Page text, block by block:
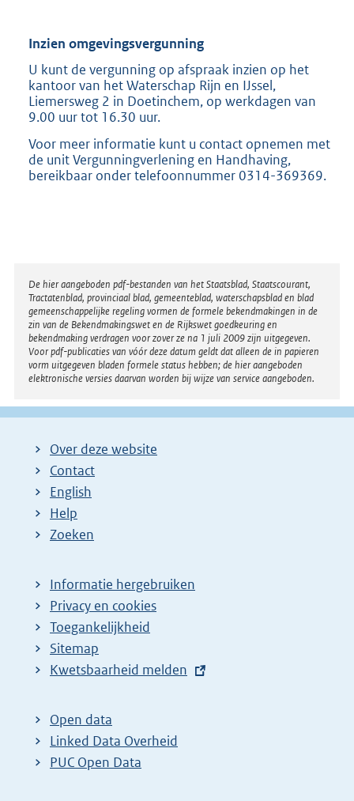
Inzien omgevingsvergunning
U kunt de vergunning op afspraak inzien op het
kantoor van het Waterschap Rijn en IJssel,
Liemersweg 2 in Doetinchem, op werkdagen van
9.00 uur tot 16.30 uur.
Voor meer informatie kunt u contact opnemen met
de unit Vergunningverlening en Handhaving,
bereikbaar onder telefoonnummer 0314-369369.
Disclaimer
De hier aangeboden pdf-bestanden van het Staatsblad, Staatscourant,
Tractatenblad, provinciaal blad, gemeenteblad, waterschapsblad en blad
gemeenschappelijke regeling vormen de formele bekendmakingen in de
zin van de Bekendmakingswet en de Rijkswet goedkeuring en
bekendmaking verdragen voor zover ze na 1 juli 2009 zijn uitgegeven.
Voor pdf-publicaties van vóór deze datum geldt dat alleen de in papieren
vorm uitgegeven bladen formele status hebben; de hier aangeboden
elektronische versies daarvan worden bij wijze van service aangeboden.
Over deze website
Contact
English
Help
Zoeken
Informatie hergebruiken
Privacy en cookies
Toegankelijkheid
Sitemap
E
t
e
r
Kwetsbaarheid melden
Open data
Linked Data Overheid
PUC Open Data